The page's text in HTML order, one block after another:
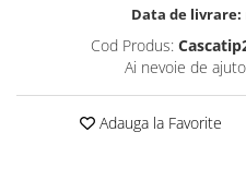
Data de livrare:
Cod Produs:
Ai nevoie de
Adauga la Favorite